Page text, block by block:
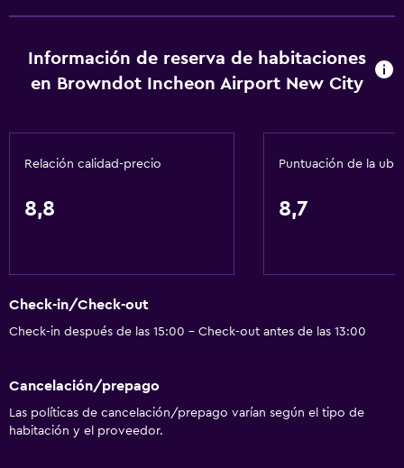
Información de reserva de habitaciones
en Browndot Incheon Airport New City
Relación calidad-precio
8,8
Puntuación de la
8,7
Check-in/Check-out
Check-in después de las 15:00 - Check-out antes de las 13:00
Cancelación/prepago
Las políticas de cancelación/prepago varían según el tipo de
habitación y el proveedor.